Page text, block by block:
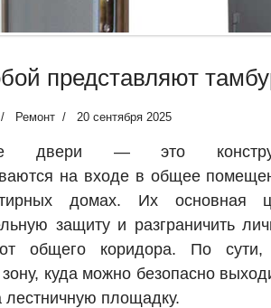
представляют
Ремонт 20 сентября 2025
двери — это
на входе в общее
домах. Их основная
защиту и разграничить
общего коридора. По
куда можно безопасно
лестничную площадку.